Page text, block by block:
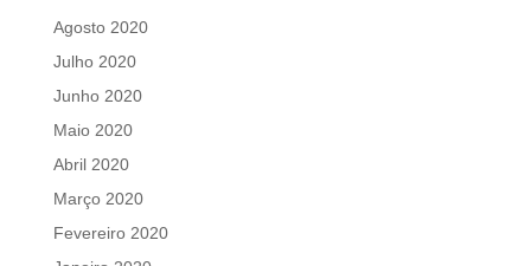
Agosto 2020
Julho 2020
Junho 2020
Maio 2020
Abril 2020
Março 2020
Fevereiro 2020